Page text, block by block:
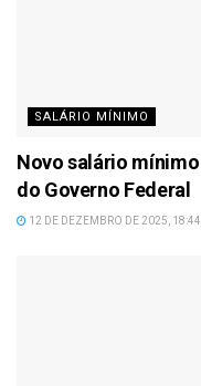
SALÁRIO MÍNIMO
Novo salário
do Governo Federal
12 DE DEZEMBRO DE 2025,